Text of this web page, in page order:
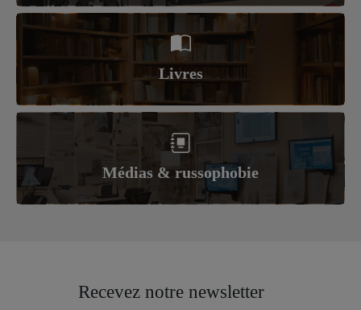
Livres
Médias & russophobie
Recevez notre newsletter